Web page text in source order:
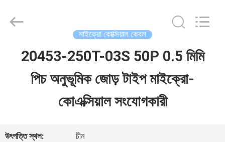
ভিডিও
Media
মাইক্রো কোক্সিয়াল কেবল
20453-250T-03S 50P 0.5 মিমি
পিচ অনুভূমিক জোড় টাইপ মাইক্রো-
কোএক্সিয়াল সংযোগকারী
উৎপত্তি স্থল: চীন